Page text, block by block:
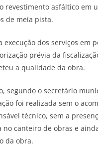
revestimento asfáltico em
de meia pista.
execução dos serviços em
prévia da
a qualidade da obra.
segundo o secretário
foi realizada sem o
técnico, sem a
no canteiro de obras e
da obra.